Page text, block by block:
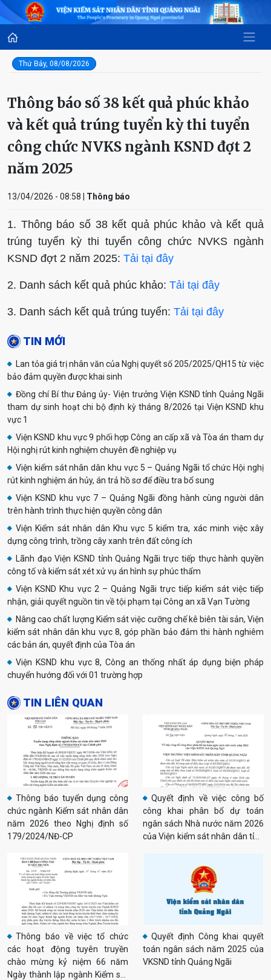
Thứ Bảy, 08/08/2026
Thông báo số 38 kết quả phúc khảo
và kết quả trúng tuyển kỳ thi tuyển
công chức NVKS ngành KSND đợt 2
năm 2025
13/04/2026 - 08:58 | Thông báo
1. Thông báo số 38 kết quả phúc khảo và kết quả
trúng tuyển kỳ thi tuyển công chức NVKS ngành
KSND đợt 2 năm 2025: Tải tại đây
2. Danh sách kết quả phúc khảo: Tải tại đây
3. Danh sách kết quả trúng tuyển: Tải tại đây
TIN MỚI
Lan tỏa giá trị nhân văn của Nghị quyết số 205/2025/QH15 từ việc
bảo đảm quyền được khai sinh
Đồng chí Bí thư Đảng ủy- Viện trưởng Viện KSND tỉnh Quảng Ngãi
tham dự sinh hoạt chi bộ định kỳ tháng 8/2026 tại Viện KSND khu
vực 1
Viện KSND khu vực 9 phối hợp Công an cấp xã và Tòa án tham dự
Hội nghị rút kinh nghiệm chuyên đề nghiệp vụ
Viện kiểm sát nhân dân khu vực 5 – Quảng Ngãi tổ chức Hội nghị
rút kinh nghiệm án hủy, án trả hồ sơ để điều tra bổ sung
Viện KSND khu vực 7 – Quảng Ngãi đồng hành cùng người dân
trên hành trình thực hiện quyền công dân
Viện Kiểm sát nhân dân Khu vực 5 kiểm tra, xác minh việc xây
dựng công trình, trồng cây xanh trên đất công ích
Lãnh đạo Viện KSND tỉnh Quảng Ngãi trực tiếp thực hành quyền
công tố và kiểm sát xét xử vụ án hình sự phúc thẩm
Viện KSND Khu vực 2 – Quảng Ngãi trực tiếp kiểm sát việc tiếp
nhận, giải quyết nguồn tin về tội phạm tại Công an xã Vạn Tường
Nâng cao chất lượng Kiểm sát việc cưỡng chế kê biên tài sản, Viện
kiểm sát nhân dân khu vực 8, góp phần bảo đảm thi hành nghiêm
các bản án, quyết định của Tòa án
Viện KSND khu vực 8, Công an thống nhất áp dụng biện pháp
chuyển hướng đối với 01 trường hợp
TIN LIÊN QUAN
Thông báo tuyển dụng công
chức ngành Kiểm sát nhân dân
năm 2026 theo Nghị định số
179/2024/NĐ-CP
Quyết định về việc công bố
công khai phân bổ dự toán
ngân sách Nhà nước năm 2026
của Viện kiểm sát nhân dân tỉnh
Thông báo về việc tổ chức
các hoạt động tuyên truyền
chào mừng kỷ niệm 66 năm
Ngày thành lập ngành Kiểm sát
Quyết định Công khai quyết
toán ngân sách năm 2025 của
VKSND tỉnh Quảng Ngãi